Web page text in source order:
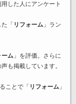
した 人にアンケート
「 リフォーム」ラン
ーム」を評価。さらに
も掲載しています。
ことで「 リフォーム」